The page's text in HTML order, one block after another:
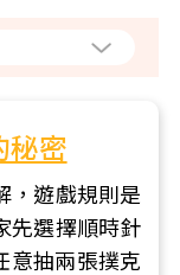
秘密
，遊戲規則是
先選擇順時針
意抽兩張撲克